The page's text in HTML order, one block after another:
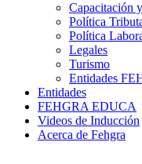
Capacitación
Política
Política
Legales
Turismo
Entidades
Entidades
FEHGRA EDUCA
Videos de Inducción
Acerca de Fehgra